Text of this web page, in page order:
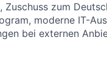
zum
moderne IT-
bei externen